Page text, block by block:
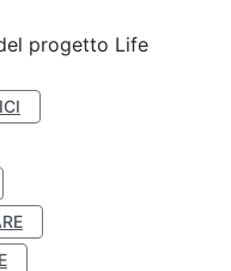
progetto Life